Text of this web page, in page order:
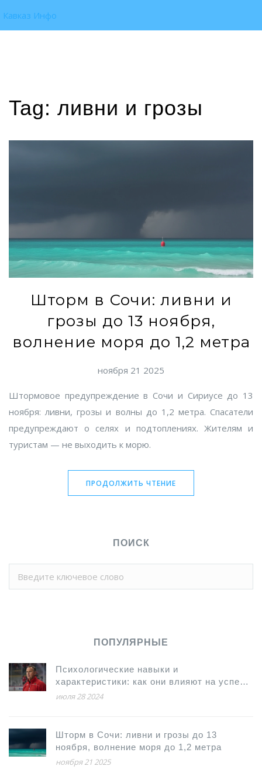
Кавказ Инфо
Tag: ливни и грозы
Шторм в Сочи: ливни и
грозы до 13 ноября,
волнение моря до 1,2 метра
ноября 21 2025
Штормовое предупреждение в Сочи и Сириусе до 13
ноября: ливни, грозы и волны до 1,2 метра. Спасатели
предупреждают о селях и подтоплениях. Жителям и
туристам — не выходить к морю.
ПРОДОЛЖИТЬ ЧТЕНИЕ
ПОИСК
ПОПУЛЯРНЫЕ
Психологические навыки и
характеристики: как они влияют на успех
игроков НХЛ
июля 28 2024
Шторм в Сочи: ливни и грозы до 13
ноября, волнение моря до 1,2 метра
ноября 21 2025